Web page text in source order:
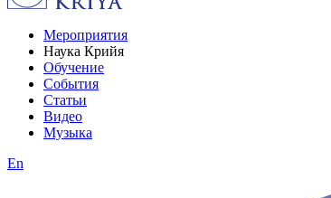
Мероприятия
Наука Крийя
Обучение
События
Статьи
Видео
Музыка
En